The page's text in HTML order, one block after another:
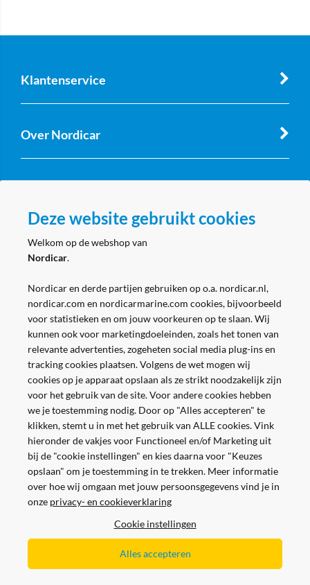
Klantenservice
Over Nordicar
Volg ons
Veilig en gemakkelijk betalen
Deze website gebruikt cookies
Welkom op de webshop van
Nordicar.
Nordicar en derde partijen gebruiken op o.a. nordicar.nl,
nordicar.com en nordicarmarine.com cookies, bijvoorbeeld
voor statistieken en om jouw voorkeuren op te slaan. Wij
kunnen ook voor marketingdoeleinden, zoals het tonen van
relevante advertenties, zogeheten social media plug-ins en
tracking cookies plaatsen. Volgens de wet mogen wij
cookies op je apparaat opslaan als ze strikt noodzakelijk zijn
voor het gebruik van de site. Voor andere cookies hebben
we je toestemming nodig. Door op "Alles accepteren" te
klikken, stemt u in met het gebruik van ALLE cookies. Vink
hieronder de vakjes voor Functioneel en/of Marketing uit
bij de "cookie instellingen" en kies daarna voor "Keuzes
opslaan" om je toestemming in te trekken. Meer informatie
over hoe wij omgaan met jouw persoonsgegevens vind je in
onze privacy- en cookieverklaring
Cookie instellingen
Alles accepteren